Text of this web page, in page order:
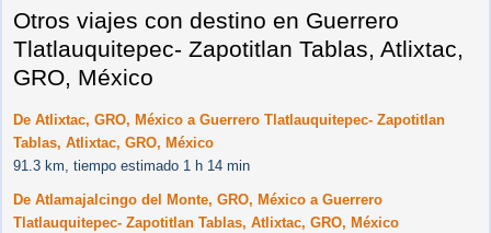
Otros viajes con destino en Guerrero
Tlatlauquitepec- Zapotitlan Tablas, Atlixtac,
GRO, México
De Atlixtac, GRO, México a Guerrero Tlatlauquitepec- Zapotitlan
Tablas, Atlixtac, GRO, México
91.3 km, tiempo estimado 1 h 14 min
De Atlamajalcingo del Monte, GRO, México a Guerrero
Tlatlauquitepec- Zapotitlan Tablas, Atlixtac, GRO, México